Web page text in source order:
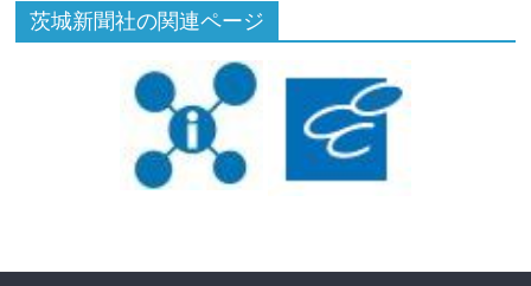
茨城新聞社の関連ページ